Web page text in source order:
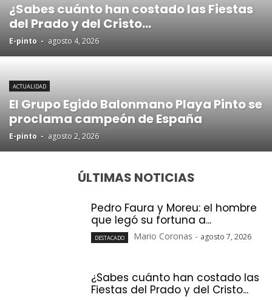
¿Sabes cuánto han costado las Fiestas
del Prado y del Cristo...
E-pinto - agosto 4, 2026
ACTUALIDAD
El Grupo Egido Balonmano Playa Pinto se
proclama campeón de España
E-pinto - agosto 2, 2026
ÚLTIMAS NOTICIAS
Pedro Faura y Moreu: el hombre
que legó su fortuna a...
DESTACADO Mario Coronas - agosto 7, 2026
¿Sabes cuánto han costado las
Fiestas del Prado y del Cristo...